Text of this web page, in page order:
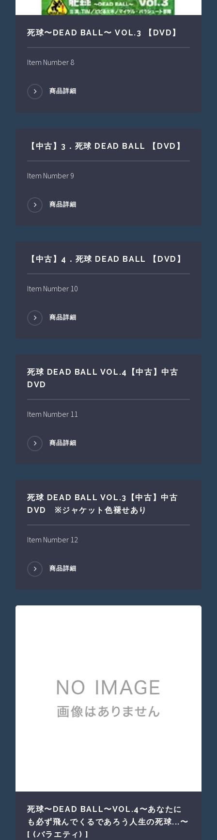
死球〜DEAD BALL〜 VOL.3 【DVD】
Item Number 8
商品詳細
【中古】3．死球 DEAD BALL 【DVD】
Item Number 9
商品詳細
【中古】4．死球 DEAD BALL 【DVD】
Item Number 10
商品詳細
死球 DEAD BALL VOL.4【中古】中古
DVD
Item Number 11
商品詳細
死球 DEAD BALL VOL.3【中古】中古
DVD ※ジャケット色褪せあり
Item Number 12
商品詳細
死球〜DEAD BALL〜VOL.4〜あなたに
も必ず飛んでくるであろう人生の死球...〜
[ (バラエティ) ]